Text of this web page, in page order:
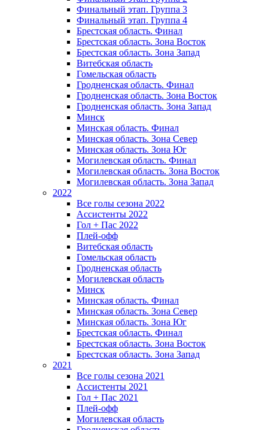
Финальный этап. Группа 3
Финальный этап. Группа 4
Брестская область. Финал
Брестская область. Зона Восток
Брестская область. Зона Запад
Витебская область
Гомельская область
Гродненская область. Финал
Гродненская область. Зона Восток
Гродненская область. Зона Запад
Минск
Минская область. Финал
Минская область. Зона Север
Минская область. Зона Юг
Могилевская область. Финал
Могилевская область. Зона Восток
Могилевская область. Зона Запад
2022
Все голы сезона 2022
Ассистенты 2022
Гол + Пас 2022
Плей-офф
Витебская область
Гомельская область
Гродненская область
Могилевская область
Минск
Mинская область. Финал
Минская область. Зона Север
Минская область. Зона Юг
Брестская область. Финал
Брестская область. Зона Восток
Брестская область. Зона Запад
2021
Все голы сезона 2021
Ассистенты 2021
Гол + Пас 2021
Плей-офф
Могилевская область